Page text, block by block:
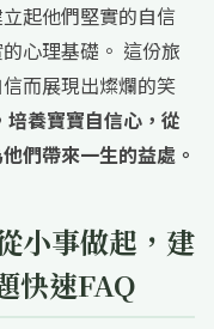
起他們堅實的自信
心理基礎。 這份旅
而展現出燦爛的笑
培養寶寶自信心，從
們帶來一生的益處。
小事做起，建
快速FAQ